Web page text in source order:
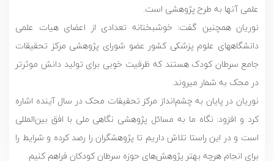
علمی آنها به طرح پژوهشی است.
نوریان همچنین گفت: خوشبختانه تعدادی از اعضای هیات علمی
دانشگاه­های علوم پزشکی کشور عضو شورای پژوهشی مرکز تحقیقات
جامع سرطان کودک هستند که ظرفیت خوبی برای تولید دانش موثرتر
در محک به شمار می­روند.
نوریان در پایان به چشم‌انداز مرکز تحقیقات محک در سال آینده اشاره
کرد و افزود: نگاه ما به مسائل پژوهشی نگاهی ملی با افق بین‌المللی
است و در این راستا تلاش داریم تا پژوهشگران را رصد کرده و شرایط را
برای انجام هرچه بهتر پژوهش‌های حوزه سرطان کودکان فراهم کنیم.